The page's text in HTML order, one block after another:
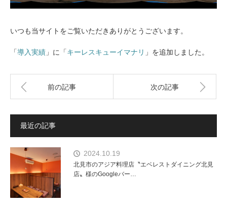
いつも当サイトをご覧いただきありがとうございます。
「導入実績 」に「キーレスキューイマナリ 」を追加しました。
前の記事 次の記事
最近の記事
2024.10.19
北見市のアジア料理店〝エベレストダイニング北見
店〟様のGoogleバー…